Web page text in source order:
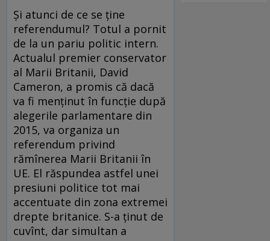
Și atunci de ce se ține
referendumul? Totul a pornit
de la un pariu politic intern.
Actualul premier conservator
al Marii Britanii, David
Cameron, a promis că dacă
va fi menţinut în funcţie după
alegerile parlamentare din
2015, va organiza un
referendum privind
rămînerea Marii Britanii în
UE. El răspundea astfel unei
presiuni politice tot mai
accentuate din zona extremei
drepte britanice. S-a ţinut de
cuvînt, dar simultan a